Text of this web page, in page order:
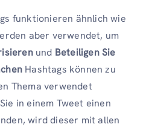
funktionieren ähnlich wie
aber verwendet, um
und Beteiligen Sie
Hashtags können zu
Thema verwendet
in einem Tweet einen
wird dieser mit allen